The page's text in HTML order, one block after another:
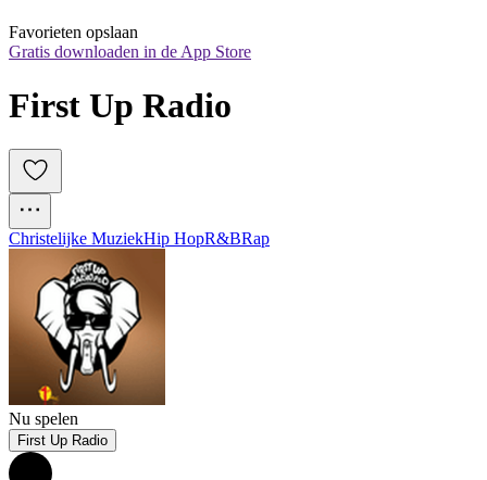
Favorieten opslaan
Gratis downloaden in de App Store
First Up Radio
Christelijke MuziekHip HopR&BRap
Nu spelen
First Up Radio